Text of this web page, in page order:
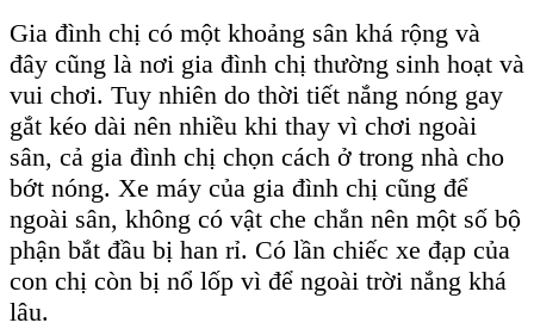
Gia đình chị có một khoảng sân khá rộng và
đây cũng là nơi gia đình chị thường sinh hoạt và
vui chơi. Tuy nhiên do thời tiết nắng nóng gay
gắt kéo dài nên nhiều khi thay vì chơi ngoài
sân, cả gia đình chị chọn cách ở trong nhà cho
bớt nóng. Xe máy của gia đình chị cũng để
ngoài sân, không có vật che chắn nên một số bộ
phận bắt đầu bị han rỉ. Có lần chiếc xe đạp của
con chị còn bị nổ lốp vì để ngoài trời nắng khá
lâu.